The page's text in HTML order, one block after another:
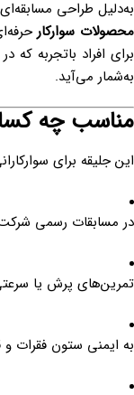
به‌دلیل طراحی مسابقه‌ای
محصولات سوارکار
برای افراد باتجربه
به‌شمار می‌آید.
مناسب چه
این جلیقه برای
در مسابقات رسمی
تمرین‌های پرش یا
به ایمنی ستون فقرات